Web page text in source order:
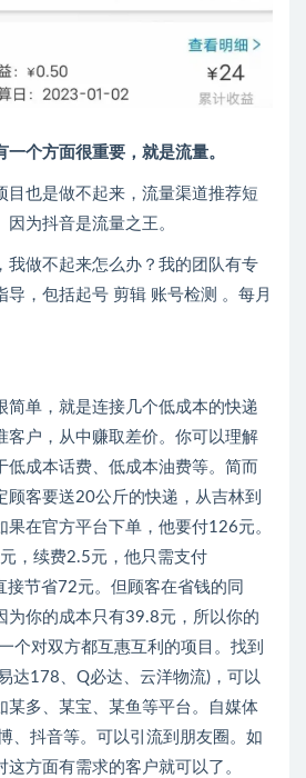
一个方面很重要，就是流量。
目也是做不起来，流量渠道推荐短
为抖音是流量之王。
我做不起来怎么办？我的团队有专
导，包括起号 剪辑 账号检测 。每月
简单，就是连接几个低成本的快递
客户，从中赚取差价。你可以理解
低成本话费、低成本油费等。简而
顾客要送20公斤的快递，从吉林到
果在官方平台下单，他要付126元。
，续费2.5元，他只需支付
节省72元。但顾客在省钱的同
为你的成本只有39.8元，所以你的
个对双方都互惠互利的项目。找到
达178、Q必达、云洋物流)，可以
某多、某宝、某鱼等平台。自媒体
、抖音等。可以引流到朋友圈。如
方面有需求的客户就可以了。